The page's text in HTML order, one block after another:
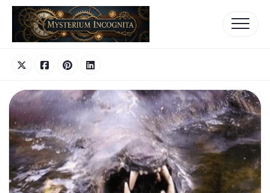
Skip
content